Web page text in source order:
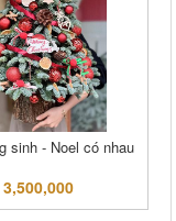
sinh - Noel có nhau
3,500,000